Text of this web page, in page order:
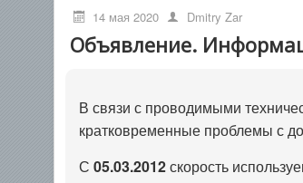
14 мая 2020 Dmitry Zar
Объявление.
В связи с проводимыми
кратковременные проблемы с
С 05.03.2012скорость